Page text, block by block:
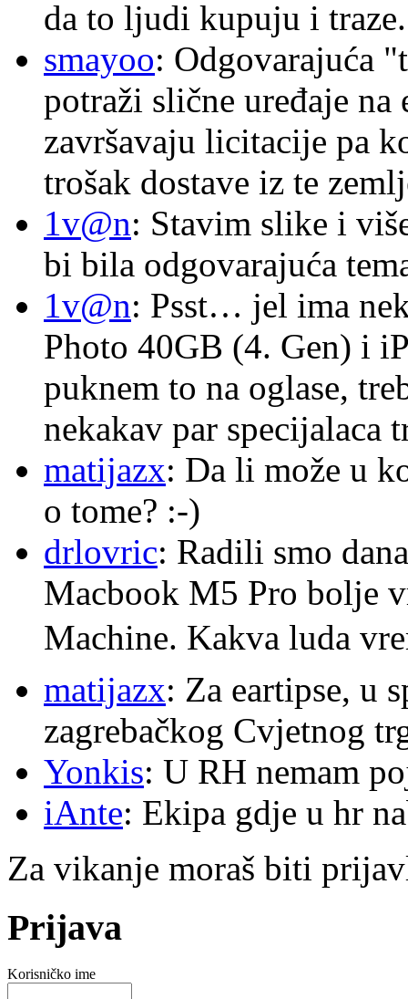
da to ljudi kupuju i traze.
smayoo: Odgovarajuća
potraži slične uređaje
završavaju licitacije pa
trošak dostave iz te
1v@n: Stavim slike i
bi bila odgovarajuća
1v@n: Psst… jel ima
Photo 40GB (4. Gen) i
puknem to na oglase,
nekakav par
matijazx: Da li može u
o tome? :-)
drlovric: Radili smo
Macbook M5 Pro bolje
Machine. Kakva luda
matijazx: Za eartipse, u
zagrebačkog Cvjetnog
Yonkis: U RH nemam
iAnte: Ekipa gdje u hr
Za vikanje moraš biti
Prijava
Korisničko ime